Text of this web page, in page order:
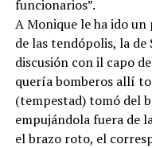
funcionarios”.
A Monique le ha ido
de las tendópolis, la de
discusión con il capo
quería bomberos allí
(tempestad) tomó del
empujándola fuera de
el brazo roto, el